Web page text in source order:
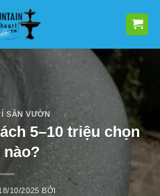
SÂN VƯỜN
5–10 triệu chọn
nào?
10/2025 BỞI